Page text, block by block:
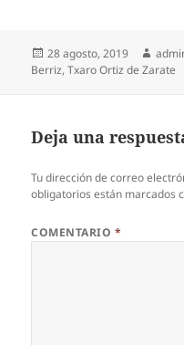
Publicado
el
28 agosto, 2019 Autor
Berriz,Txaro Ortiz de Zarate
Deja una
Tu dirección de correo
obligatorios están marcados
COMENTARIO *